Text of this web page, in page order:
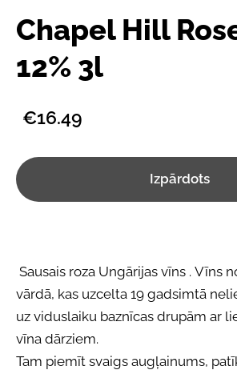
Chapel Hill
12% 3l
€16.49
Izpārdots
Sausais roza Ungārijas vīns . Vīns
vārdā, kas uzcelta 19 gadsimtā
uz viduslaiku baznīcas drupām ar
vīna dārziem.
Tam piemīt svaigs augļainums,